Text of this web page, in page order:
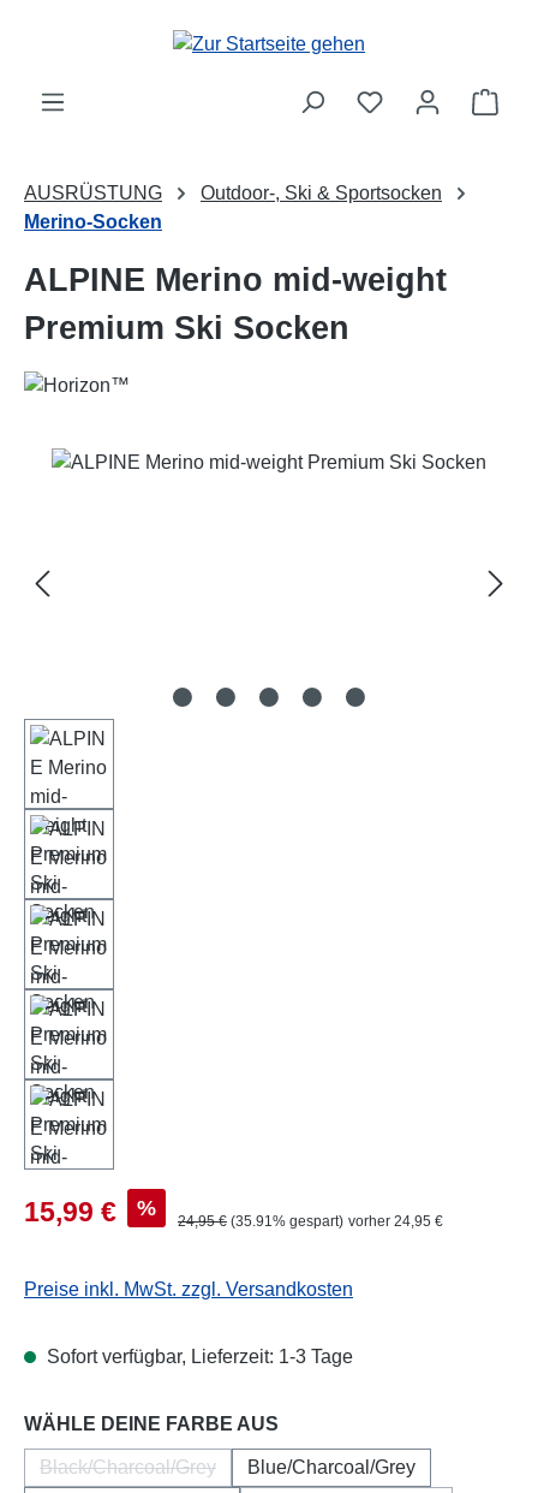
Zum Hauptinhalt springen
AUSRÜSTUNG
Outdoor-, Ski & Sportsocken
Merino-Socken
ALPINE Merino mid-weight
Premium Ski Socken
Verkaufspreis:
15,99 € % Regulärer Preis:
24,95 € (35.91% gespart) vorher 24,95 €
Preise inkl. MwSt. zzgl. Versandkosten
Sofort verfügbar, Lieferzeit: 1-3 Tage
WÄHLE DEINE FARBE AUS
Black/Charcoal/Grey
(Diese Option ist zurzeit nicht verfügbar.)
Blue/Charcoal/Grey